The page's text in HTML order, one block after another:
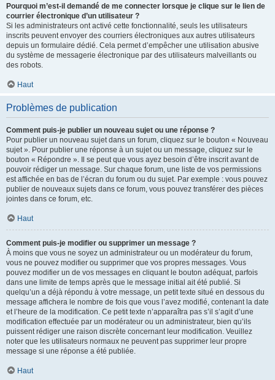
Pourquoi m’est-il demandé de me connecter lorsque je clique sur le lien de
courrier électronique d’un utilisateur ?
Si les administrateurs ont activé cette fonctionnalité, seuls les utilisateurs
inscrits peuvent envoyer des courriers électroniques aux autres utilisateurs
depuis un formulaire dédié. Cela permet d’empêcher une utilisation abusive
du système de messagerie électronique par des utilisateurs malveillants ou
des robots.
Haut
Problèmes de publication
Comment puis-je publier un nouveau sujet ou une réponse ?
Pour publier un nouveau sujet dans un forum, cliquez sur le bouton « Nouveau
sujet ». Pour publier une réponse à un sujet ou un message, cliquez sur le
bouton « Répondre ». Il se peut que vous ayez besoin d’être inscrit avant de
pouvoir rédiger un message. Sur chaque forum, une liste de vos permissions
est affichée en bas de l’écran du forum ou du sujet. Par exemple : vous pouvez
publier de nouveaux sujets dans ce forum, vous pouvez transférer des pièces
jointes dans ce forum, etc.
Haut
Comment puis-je modifier ou supprimer un message ?
À moins que vous ne soyez un administrateur ou un modérateur du forum,
vous ne pouvez modifier ou supprimer que vos propres messages. Vous
pouvez modifier un de vos messages en cliquant le bouton adéquat, parfois
dans une limite de temps après que le message initial ait été publié. Si
quelqu’un a déjà répondu à votre message, un petit texte situé en dessous du
message affichera le nombre de fois que vous l’avez modifié, contenant la date
et l’heure de la modification. Ce petit texte n’apparaîtra pas s’il s’agit d’une
modification effectuée par un modérateur ou un administrateur, bien qu’ils
puissent rédiger une raison discrète concernant leur modification. Veuillez
noter que les utilisateurs normaux ne peuvent pas supprimer leur propre
message si une réponse a été publiée.
Haut